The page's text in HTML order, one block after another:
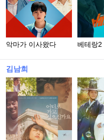
악마가 이사왔다 베테랑2
김남희